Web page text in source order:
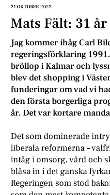
21 OKTOBER 2022
Mats Fält: 31
Jag kommer ihåg Carl
regeringsförklaring
bröllop i Kalmar och
blev det shopping i
funderingar om vad vi
den första borgerliga
år. Det var kortare
Det som dominerade
liberala reformerna –
intåg i omsorg, vård och
blåsa in i det ganska
Regeringen som stod